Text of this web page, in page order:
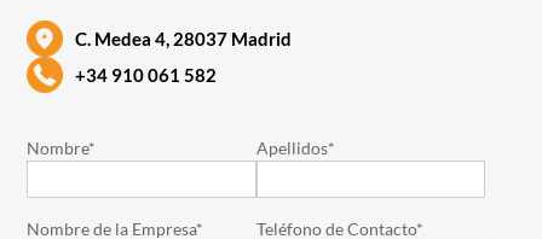
C. Medea 4, 28037 Madrid
+34 910 061 582
Nombre* Apellidos*
Nombre de la Empresa* Teléfono de Contacto*